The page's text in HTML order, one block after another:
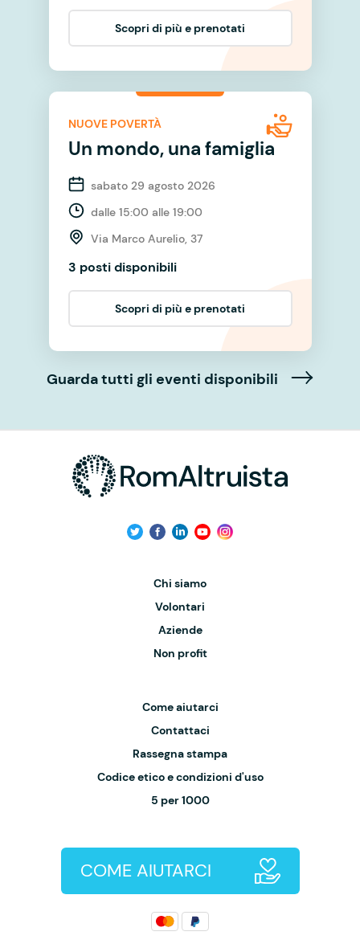
Scopri di più e prenotati
NUOVE POVERTÀ
Un mondo, una famiglia
sabato 29 agosto 2026
dalle 15:00 alle 19:00
Via Marco Aurelio, 37
3 posti disponibili
Scopri di più e prenotati
Guarda tutti gli eventi disponibili
Chi siamo
Volontari
Aziende
Non profit
Come aiutarci
Contattaci
Rassegna stampa
Codice etico e condizioni d'uso
5 per 1000
COME AIUTARCI